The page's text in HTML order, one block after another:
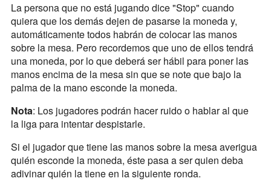
La persona que no está jugando dice "Stop" cuando
quiera que los demás dejen de pasarse la moneda y,
automáticamente todos habrán de colocar las manos
sobre la mesa. Pero recordemos que uno de ellos tendrá
una moneda, por lo que deberá ser hábil para poner las
manos encima de la mesa sin que se note que bajo la
palma de la mano esconde la moneda.
Nota: Los jugadores podrán hacer ruido o hablar al que
la liga para intentar despistarle.
Si el jugador que tiene las manos sobre la mesa averigua
quién esconde la moneda, éste pasa a ser quien deba
adivinar quién la tiene en la siguiente ronda.